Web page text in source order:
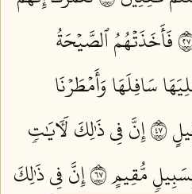
فَأَخَذَتۡهُمُ ٱلصَّيۡحَةُ
سَافِلَهَا وَأَمۡطَرۡنَا
إِنَّ فِي ذَٰلِكَ لَأٓيَٰتٖ
مُّقِيمٍ ٧٦
إِنَّ فِي ذَٰلِكَ